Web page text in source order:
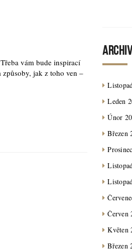
vám bude inspirací
jak z toho ven –
Leden
Únor
Březen
Červen
Květen
Březen